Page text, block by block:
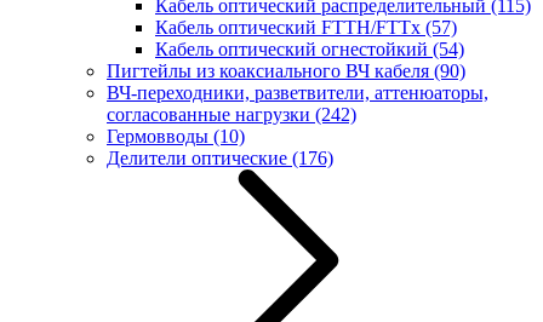
Кабель оптический распределительный (115)
Кабель оптический FTTH/FTTx (57)
Кабель оптический огнестойкий (54)
Пигтейлы из коаксиального ВЧ кабеля (90)
ВЧ-переходники, разветвители, аттенюаторы,
согласованные нагрузки (242)
Гермовводы (10)
Делители оптические (176)